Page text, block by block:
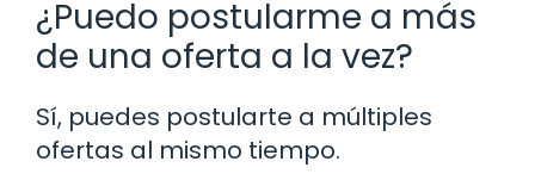
¿Puedo postularme a más
de una oferta a la vez?
Sí, puedes postularte a múltiples
ofertas al mismo tiempo.